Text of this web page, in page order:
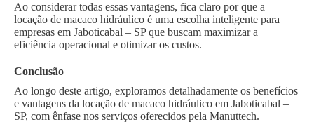
Ao considerar todas essas vantagens, fica claro por que a
locação de macaco hidráulico é uma escolha inteligente para
empresas em Jaboticabal – SP que buscam maximizar a
eficiência operacional e otimizar os custos.
Conclusão
Ao longo deste artigo, exploramos detalhadamente os benefícios
e vantagens da locação de macaco hidráulico em Jaboticabal –
SP, com ênfase nos serviços oferecidos pela Manuttech.